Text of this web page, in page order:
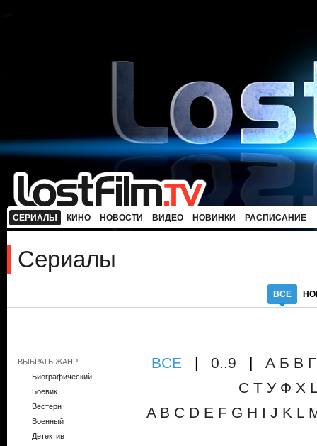
СЕРИАЛЫ КИНО НОВОСТИ ВИДЕО НОВИНКИ РАСПИСАНИЕ
Сериалы
ВСЕ
ВЫБРАТЬ ЖАНР:
Биографический
Боевик
Вестерн
Военный
Детектив
ВCE | 0..9 | А Б В Г
С Т У Ф Х
A B C D E F G H I J K L